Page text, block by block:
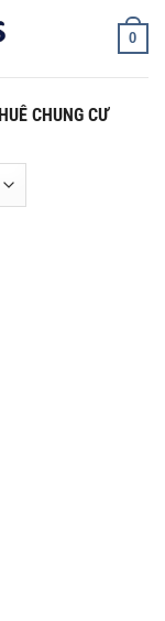
0
CHUNG CƯ